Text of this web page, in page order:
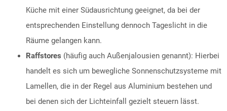
Küche mit einer Südausrichtung geeignet, da bei der
entsprechenden Einstellung dennoch Tageslicht in die
Räume gelangen kann.
Raffstores (häufig auch Außenjalousien genannt): Hierbei
handelt es sich um bewegliche Sonnenschutzsysteme mit
Lamellen, die in der Regel aus Aluminium bestehen und
bei denen sich der Lichteinfall gezielt steuern lässt.